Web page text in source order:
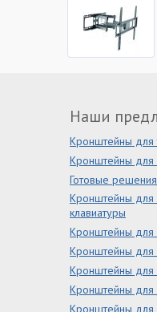
Наши
Кронштейны для
Кронштейны для
Готовые
Кронштейны для
клавиатуры
Кронштейны для
Кронштейны для
Кронштейны для
Кронштейны для
Кронштейны для